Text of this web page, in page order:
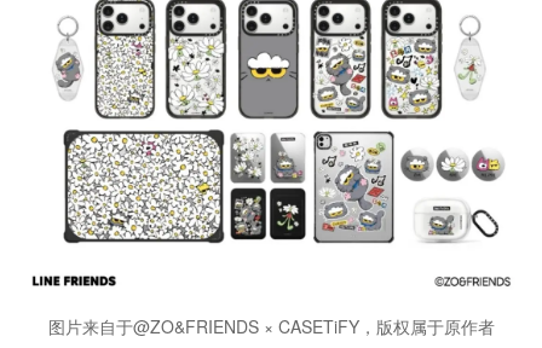
图片来自于@ZO&FRIENDS × CASETiFY，版权属于原作者